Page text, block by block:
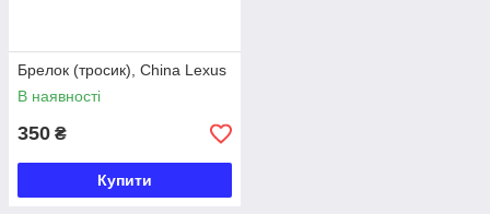
Брелок (тросик), China Lexus
В наявності
350 ₴
Купити